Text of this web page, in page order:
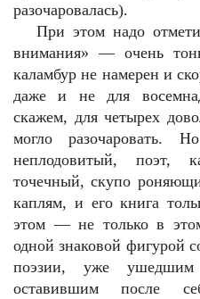
разочаровалась).
При этом надо
внимания» — очень
каламбур не намерен и
даже и не для
скажем, для четырех
могло
неплодовитый, поэт,
точечный, скупо
каплям, и его книга
этом — не только в
одной знаковой фигурой
поэзии, уже ушедшим
оставившим после